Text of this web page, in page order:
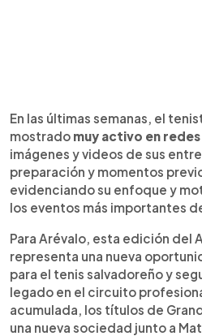
En las últimas semanas, el
mostrado muy activo en
imágenes y videos de sus
preparación y momentos
evidenciando su enfoque y
los eventos más importantes
Para Arévalo, esta edición del
representa una nueva
para el tenis salvadoreño y
legado en el circuito
acumulada, los títulos de
una nueva sociedad junto a